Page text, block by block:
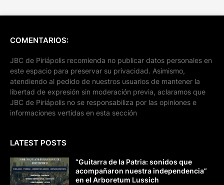
COMENTARIOS:
JBC de Piriápolis recomienda no publicar datos personales en
este espacio para preservar su privacidad. Asimismo,
atendiendo al pedido de nuestros usuarios de mantener la
libertad de expresión sin moderación previa, aclaramos que
JBC de Piriápolis no se responsabiliza por las opiniones e
informaciones vertidas en esta sección
LATEST POSTS
“Guitarra de la Patria: sonidos que
acompañaron nuestra independencia”
en el Arboretum Lussich